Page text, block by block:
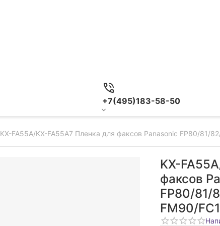
+7(495)183-58-50
KX-FA55A/KX-FA55A7 Пленка для факсов Panasonic FP80/
KX-
факсов
FP80/81/
FM90/